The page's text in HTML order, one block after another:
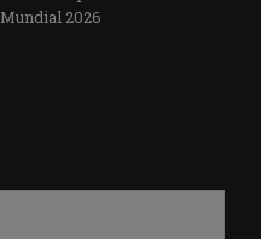
Mundial 2026